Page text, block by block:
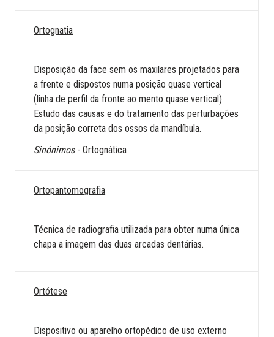
Ortognatia
Disposição da face sem os maxilares projetados para
a frente e dispostos numa posição quase vertical
(linha de perfil da fronte ao mento quase vertical).
Estudo das causas e do tratamento das perturbações
da posição correta dos ossos da mandíbula.
Sinónimos- Ortognática
Ortopantomografia
Técnica de radiografia utilizada para obter numa única
chapa a imagem das duas arcadas dentárias.
Ortótese
Dispositivo ou aparelho ortopédico de uso externo